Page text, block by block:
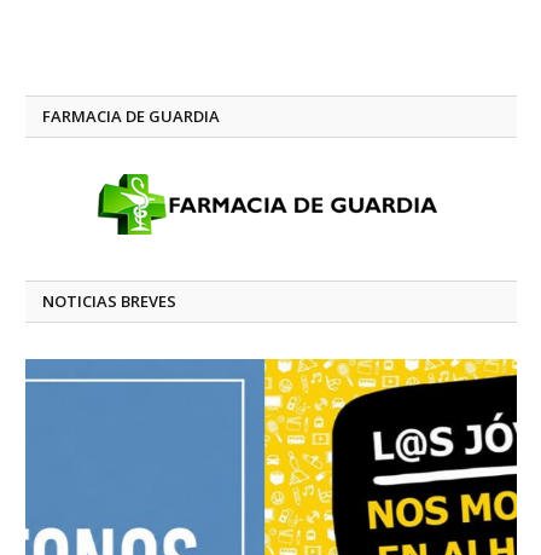
FARMACIA DE GUARDIA
NOTICIAS BREVES